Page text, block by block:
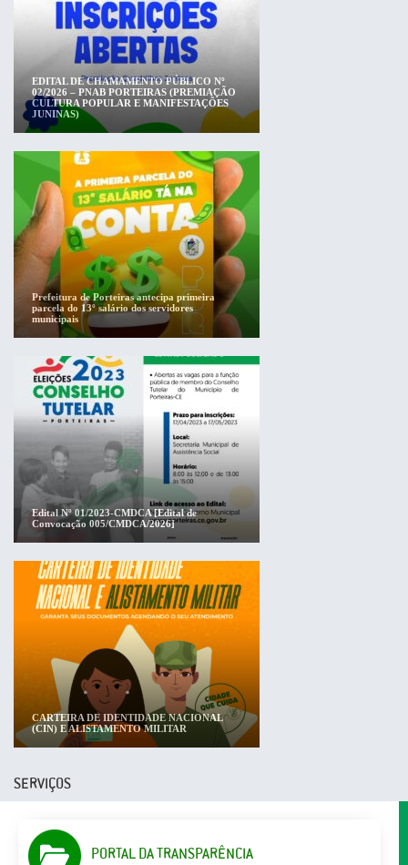
EDITAL DE CHAMAMENTO PÚBLICO Nº
02/2026 – PNAB PORTEIRAS (PREMIAÇÃO
CULTURA POPULAR E MANIFESTAÇÕES
JUNINAS)
Prefeitura de Porteiras antecipa primeira
parcela do 13º salário dos servidores
municipais
Edital Nº 01/2023-CMDCA [Edital de
Convocação 005/CMDCA/2026]
CARTEIRA DE IDENTIDADE NACIONAL
(CIN) E ALISTAMENTO MILITAR
SERVIÇOS
PORTAL DA TRANSPARÊNCIA